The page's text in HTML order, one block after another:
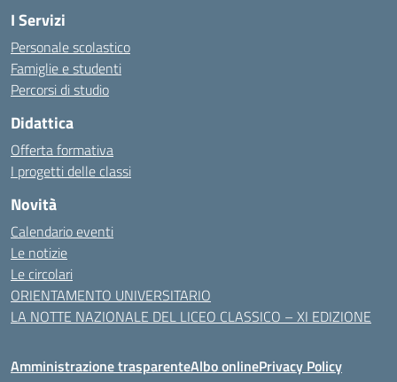
I Servizi
Personale scolastico
Famiglie e studenti
Percorsi di studio
Didattica
Offerta formativa
I progetti delle classi
Novità
Calendario eventi
Le notizie
Le circolari
ORIENTAMENTO UNIVERSITARIO
LA NOTTE NAZIONALE DEL LICEO CLASSICO – XI EDIZIONE
Amministrazione trasparenteAlbo onlinePrivacy Policy